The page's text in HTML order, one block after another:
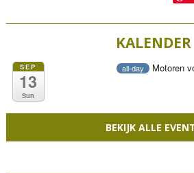
KALENDER
SEP
13
Sun
all-day Motoren
BEKIJK ALLE